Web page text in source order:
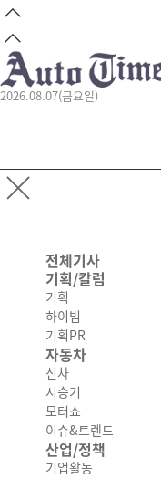
2026.08.07(금요일)
전체기사
기획/칼럼
기획
하이빔
기획PR
자동차
신차
시승기
모터쇼
이슈&트렌드
산업/정책
기업활동